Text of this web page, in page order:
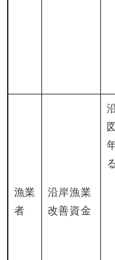
漁業
者
沿岸漁業
改善資金